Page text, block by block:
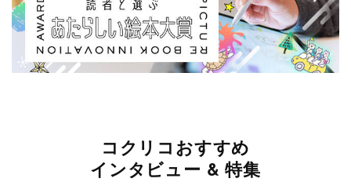
コクリコおすすめ
インタビュー & 特集